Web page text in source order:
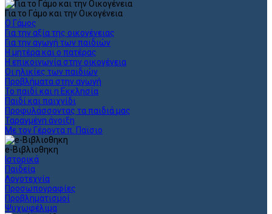
Για το Γάμο και την Οικογένεια
Ο Γάμος
Για την αξία της οικογένειας
Για την αγωγή των παιδιών
Η μητέρα και ο πατέρας
Η επικοινωνία στην οικογένεια
Οι ηλικίες των παιδιών
Προβλήματα στην αγωγή
Το παιδί και η Εκκλησία
Παιδί και παιχνίδι
Προφυλάσσοντας τα παιδιά μας
Ταραγμένη άνοιξη
Με τον Γέροντα π. Παϊσιο
e-Βιβλιοθηκη
Ιστορικά
Παιδεία
Λογοτεχνία
Προσωπογραφίες
Προβληματισμοί
Ψυχωφέλιμα